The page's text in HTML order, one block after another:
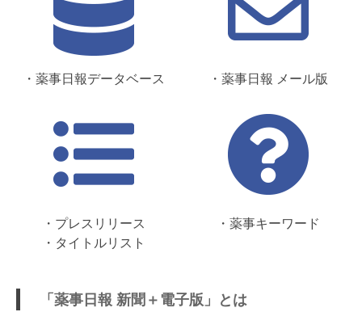
・薬事日報データベース ・薬事日報 メール版
・プレスリリース
・タイトルリスト
・薬事キーワード
「薬事日報 新聞＋電子版」とは